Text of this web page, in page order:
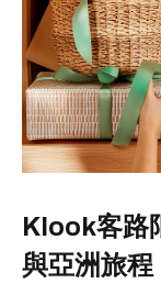
Klook客路
與亞洲旅程